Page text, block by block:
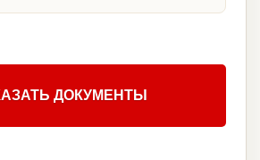
ДОКУМЕНТЫ